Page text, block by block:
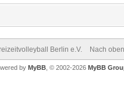
Berlin e.V. Nach oben
by MyBB, © 2002-2026 MyBB